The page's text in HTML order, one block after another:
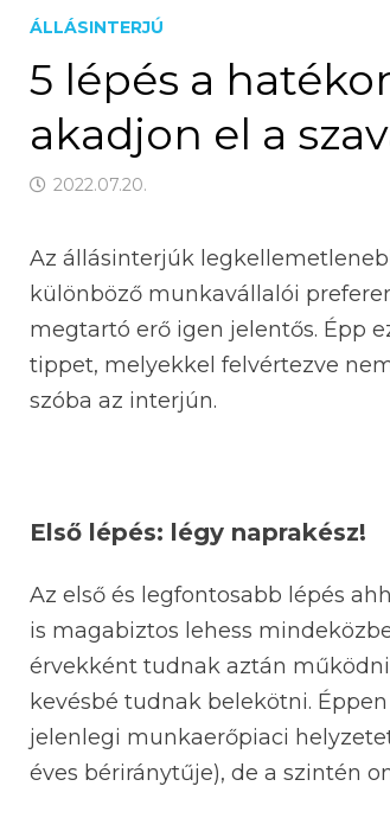
ÁLLÁSINTERJÚ
5 lépés a
akadjon el a
2022.07.20.
Az állásinterjúk
különböző munkavállalói
megtartó erő igen jelentős. Épp
tippet, melyekkel felvértezve
szóba az interjún.
Első lépés: légy naprakész!
Az első és legfontosabb lépés
is magabiztos lehess
érvekként tudnak aztán
kevésbé tudnak belekötni.
jelenlegi munkaerőpiaci
éves bériránytűje), de a szintén